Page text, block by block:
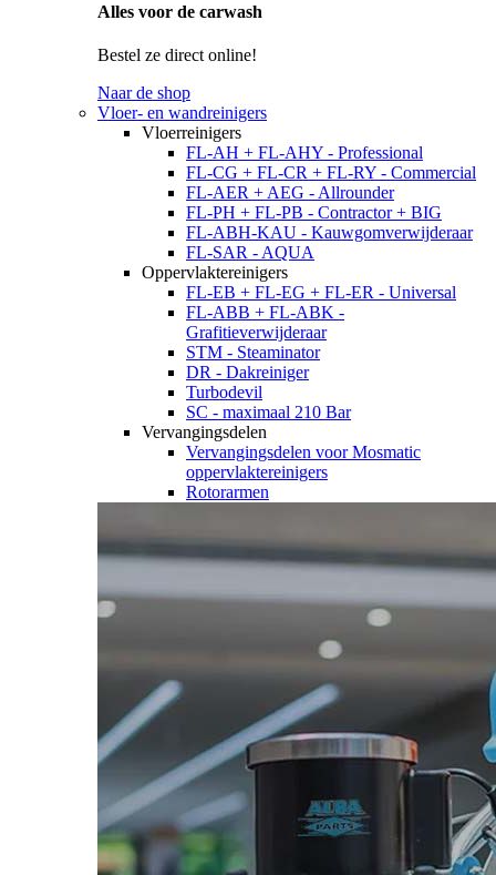
Alles voor de carwash
Bestel ze direct online!
Naar de shop
Vloer- en wandreinigers
Vloerreinigers
FL-AH + FL-AHY - Professional
FL-CG + FL-CR + FL-RY - Commercial
FL-AER + AEG - Allrounder
FL-PH + FL-PB - Contractor + BIG
FL-ABH-KAU - Kauwgomverwijderaar
FL-SAR - AQUA
Oppervlaktereinigers
FL-EB + FL-EG + FL-ER - Universal
FL-ABB + FL-ABK -
Grafitieverwijderaar
STM - Steaminator
DR - Dakreiniger
Turbodevil
SC - maximaal 210 Bar
Vervangingsdelen
Vervangingsdelen voor Mosmatic
oppervlaktereinigers
Rotorarmen